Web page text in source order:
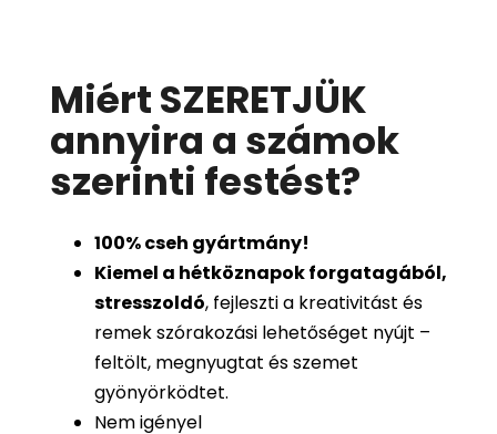
Miért SZERETJÜK
annyira a számok
szerinti festést?
100%cseh gyártmány!
Kiemel a hétköznapok forgatagából,
stresszoldó, fejleszti a kreativitást és
remek szórakozási lehetőséget nyújt –
feltölt, megnyugtat és szemet
gyönyörködtet.
Nem igényel